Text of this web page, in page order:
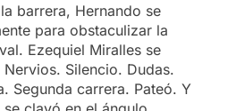
barrera, Hernando se
para obstaculizar la
Ezequiel Miralles se
Silencio. Dudas.
Segunda carrera. Pateó. Y